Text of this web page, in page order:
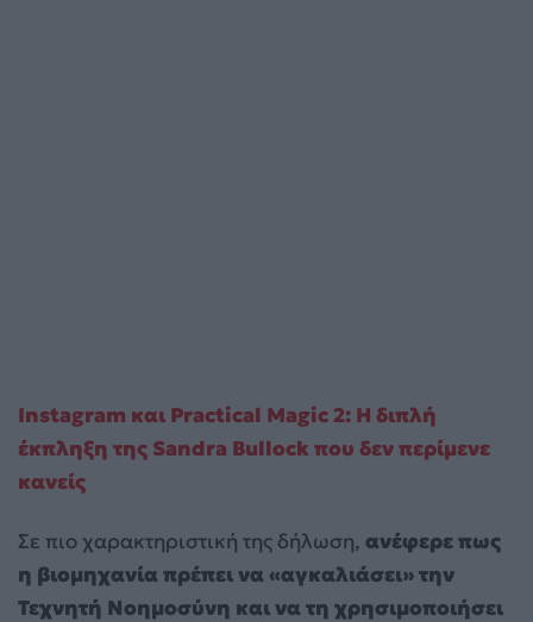
Instagram και Practical Magic 2: Η διπλή
έκπληξη της Sandra Bullock που δεν περίμενε
κανείς
Σε πιο χαρακτηριστική της δήλωση, ανέφερε πως
η βιομηχανία πρέπει να «αγκαλιάσει» την
Τεχνητή Νοημοσύνη και να τη χρησιμοποιήσει